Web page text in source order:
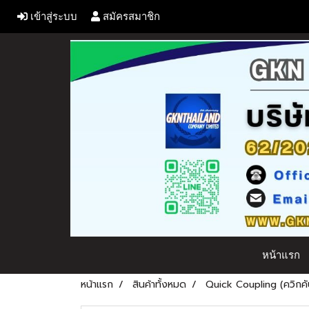
เข้าสู่ระบบ สมัครสมาชิก
หน้าแรก
หน้าแรก สินค้าทั้งหมด Quick Coupling (ควิก